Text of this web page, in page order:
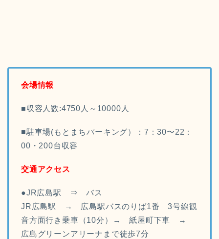
会場情報
■収容人数:4750人～10000人
■駐車場(もとまちパーキング）：7：30〜22：
00・200台収容
交通アクセス
●JR広島駅 ⇒ バス
JR広島駅 → 広島駅バスのりば1番 3号線観
音方面行き乗車（10分）→ 紙屋町下車 →
広島グリーンアリーナまで徒歩7分